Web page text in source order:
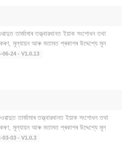
তাৰ্জামাৰ তত্ত্বাৱধানত ইয়াক সংশোধন তথা
কৰণ, মূল্যায়ন আৰু মতামত প্ৰকাশৰ উদ্দেশ্যে মূল
06-24 - V1.0.13
তাৰ্জামাৰ তত্ত্বাৱধানত ইয়াক সংশোধন তথা
কৰণ, মূল্যায়ন আৰু মতামত প্ৰকাশৰ উদ্দেশ্যে মূল
03-03 - V1.0.3